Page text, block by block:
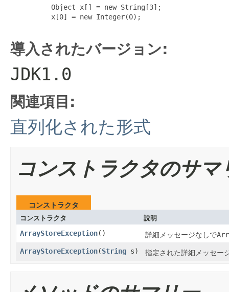
     Object x[] = new String[3];
     x[0] = new Integer(0);
導入されたバージョン:
JDK1.0
関連項目:
直列化された形式
コンストラクタのサマ
コンストラクタ
コンストラクタ 説明
ArrayStoreException() 詳細メッセージなしで
ArrayStoreException(String s) 指定された詳細メッセー